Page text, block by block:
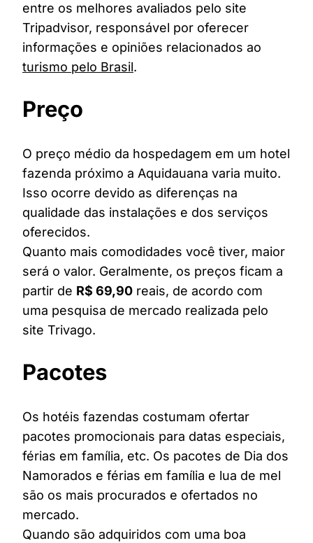
entre os melhores avaliados pelo site
Tripadvisor, responsável por oferecer
informações e opiniões relacionados ao
turismo pelo Brasil.
Preço
O preço médio da hospedagem em um hotel
fazenda próximo a Aquidauana varia muito.
Isso ocorre devido as diferenças na
qualidade das instalações e dos serviços
oferecidos.
Quanto mais comodidades você tiver, maior
será o valor. Geralmente, os preços ficam a
partir de R$ 69,90 reais, de acordo com
uma pesquisa de mercado realizada pelo
site Trivago.
Pacotes
Os hotéis fazendas costumam ofertar
pacotes promocionais para datas especiais,
férias em família, etc. Os pacotes de Dia dos
Namorados e férias em família e lua de mel
são os mais procurados e ofertados no
mercado.
Quando são adquiridos com uma boa